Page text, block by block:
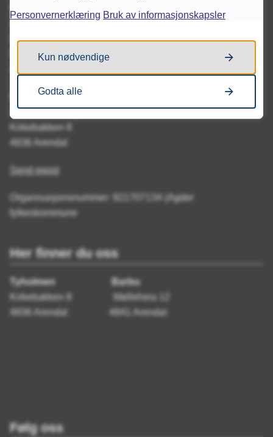
Agder fylkeskommune
Fakturamottak
Postboks 788 Stoa
Postadresse for pakker og tidsskrifter:
Arendal videregående skole
Kirkebakken 8
4836 Arendal
Send epost
Organisasjonsnummer: 921707134 (Agder
fylkeskommune
Her finner du oss
Tyholmen Barbu
Kirkebakken 8 Mølleheia 12
4836 Arendal 4841 Arendal
Følg oss
Personvernerklæring Bruk av informasjonskapsler
Kun nødvendige
Godta alle